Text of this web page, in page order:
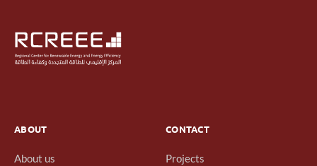
ABOUT
About us
CONTACT
Projects